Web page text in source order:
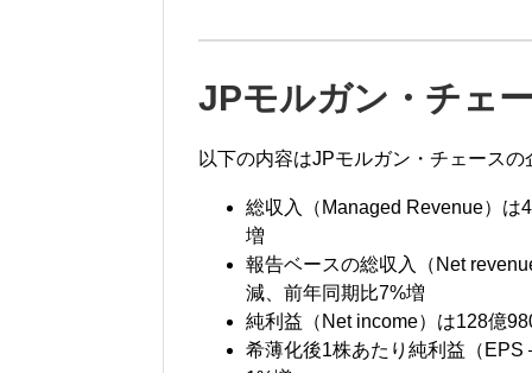
JPモルガン・チェ
以下の内容はJPモルガン・チェース
総収入（Managed Revenue）は
増
報告ベースの総収入（Net
減、前年同期比7%増
純利益（Net income）は128億
希薄化後1株あたり純利益（